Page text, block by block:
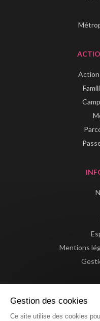
Mentions
Gestion des cookies
Ce site utilise des cookies